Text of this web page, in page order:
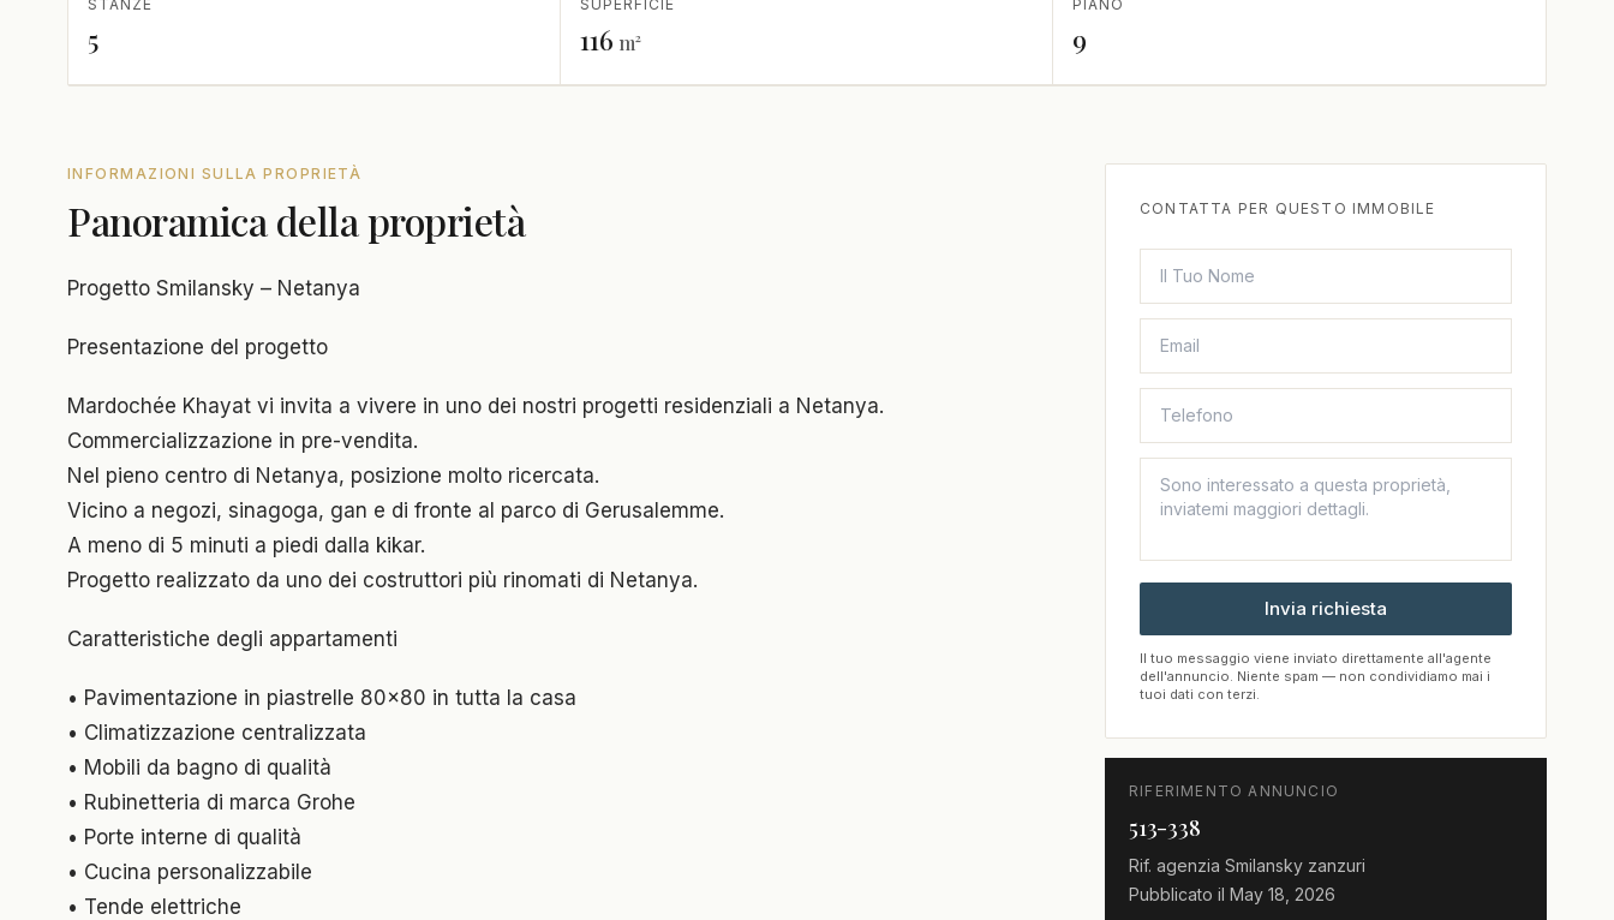
STANZE
5
SUPERFICIE
116 m²
PIANO
9
INFORMAZIONI SULLA PROPRIETÀ
Panoramica della proprietà
Progetto Smilansky – Netanya
Presentazione del progetto
Mardochée Khayat vi invita a vivere in uno dei nostri progetti residenziali a Netanya.
Commercializzazione in pre-vendita.
Nel pieno centro di Netanya, posizione molto ricercata.
Vicino a negozi, sinagoga, gan e di fronte al parco di Gerusalemme.
A meno di 5 minuti a piedi dalla kikar.
Progetto realizzato da uno dei costruttori più rinomati di Netanya.
Caratteristiche degli appartamenti
• Pavimentazione in piastrelle 80x80 in tutta la casa
• Climatizzazione centralizzata
• Mobili da bagno di qualità
• Rubinetteria di marca Grohe
• Porte interne di qualità
• Cucina personalizzabile
• Tende elettriche
CONTATTA PER QUESTO IMMOBILE
Invia richiesta
Il tuo messaggio viene inviato direttamente all'agente
dell'annuncio. Niente spam — non condividiamo mai i
tuoi dati con terzi.
RIFERIMENTO ANNUNCIO
513-338
Rif. agenzia Smilansky zanzuri
Pubblicato il May 18, 2026